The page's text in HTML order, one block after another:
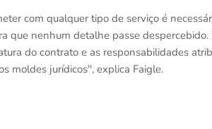
com qualquer tipo de serviço é
que nenhum detalhe passe
do contrato e as responsabilidades
moldes jurídicos'', explica Faigle.